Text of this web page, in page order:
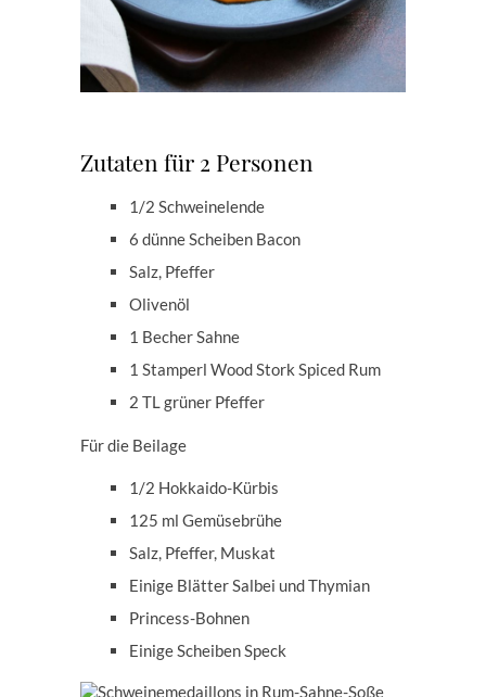
Zutaten für 2 Personen
1/2 Schweinelende
6 dünne Scheiben Bacon
Salz, Pfeffer
Olivenöl
1 Becher Sahne
1 Stamperl Wood Stork Spiced Rum
2 TL grüner Pfeffer
Für die Beilage
1/2 Hokkaido-Kürbis
125 ml Gemüsebrühe
Salz, Pfeffer, Muskat
Einige Blätter Salbei und Thymian
Princess-Bohnen
Einige Scheiben Speck